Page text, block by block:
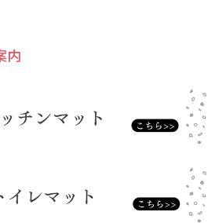
内